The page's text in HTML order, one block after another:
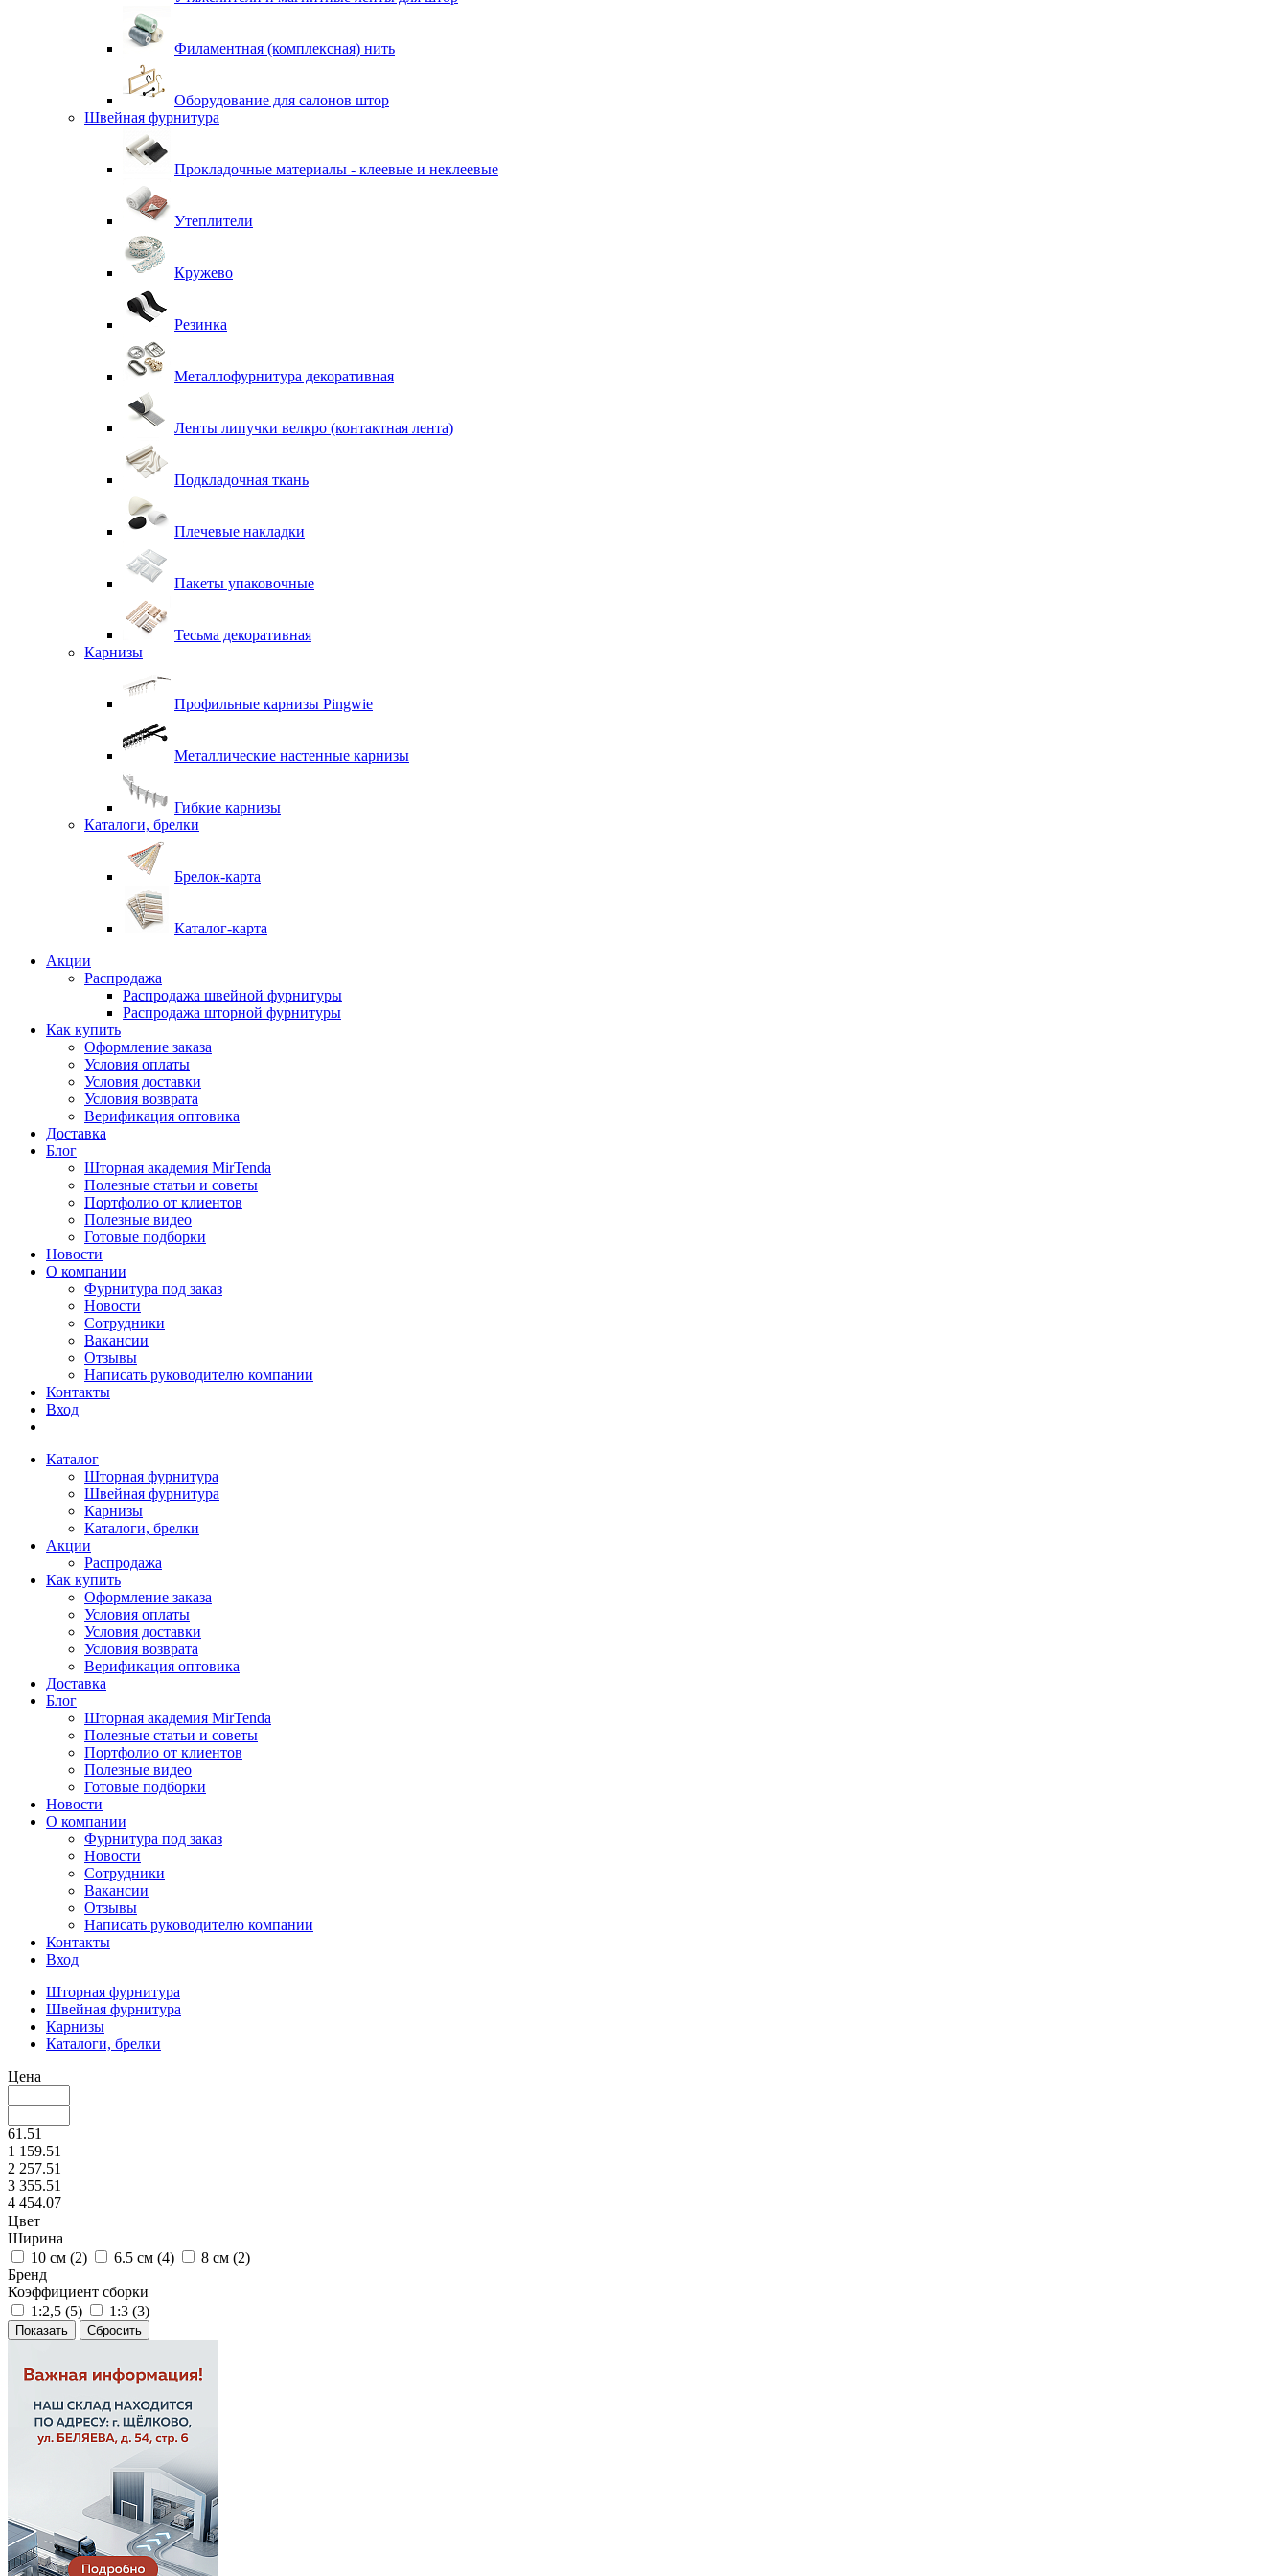
Филаментная (комплексная) нить
Оборудование для салонов штор
Швейная фурнитура
Прокладочные материалы - клеевые и неклеевые
Утеплители
Кружево
Резинка
Металлофурнитура декоративная
Ленты липучки велкро (контактная лента)
Подкладочная ткань
Плечевые накладки
Пакеты упаковочные
Тесьма декоративная
Карнизы
Профильные карнизы Pingwie
Металлические настенные карнизы
Гибкие карнизы
Каталоги, брелки
Брелок-карта
Каталог-карта
Акции
Распродажа
Распродажа швейной фурнитуры
Распродажа шторной фурнитуры
Как купить
Оформление заказа
Условия оплаты
Условия доставки
Условия возврата
Верификация оптовика
Доставка
Блог
Шторная академия MirTenda
Полезные статьи и советы
Портфолио от клиентов
Полезные видео
Готовые подборки
Новости
О компании
Фурнитура под заказ
Новости
Сотрудники
Вакансии
Отзывы
Написать руководителю компании
Контакты
Вход
Каталог
Шторная фурнитура
Швейная фурнитура
Карнизы
Каталоги, брелки
Акции
Распродажа
Как купить
Оформление заказа
Условия оплаты
Условия доставки
Условия возврата
Верификация оптовика
Доставка
Блог
Шторная академия MirTenda
Полезные статьи и советы
Портфолио от клиентов
Полезные видео
Готовые подборки
Новости
О компании
Фурнитура под заказ
Новости
Сотрудники
Вакансии
Отзывы
Написать руководителю компании
Контакты
Вход
Шторная фурнитура
Швейная фурнитура
Карнизы
Каталоги, брелки
Цена
61.51
1 159.51
2 257.51
3 355.51
4 454.07
Цвет
Ширина
10 см (2) 6.5 см (4) 8 см (2)
Бренд
Коэффициент сборки
1:2,5 (5) 1:3 (3)
Сбросить